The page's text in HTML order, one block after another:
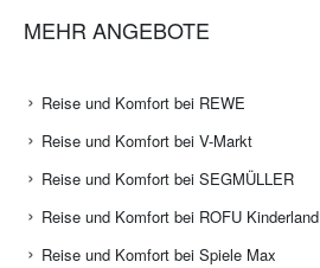
MEHR ANGEBOTE
Reise und Komfort bei REWE
Reise und Komfort bei V-Markt
Reise und Komfort bei SEGMÜLLER
Reise und Komfort bei ROFU Kinderland
Reise und Komfort bei Spiele Max